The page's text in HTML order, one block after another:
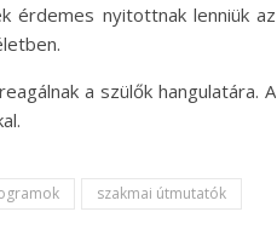
érdemes nyitottnak lenniük az
a szülők hangulatára. A
szakmai útmutatók